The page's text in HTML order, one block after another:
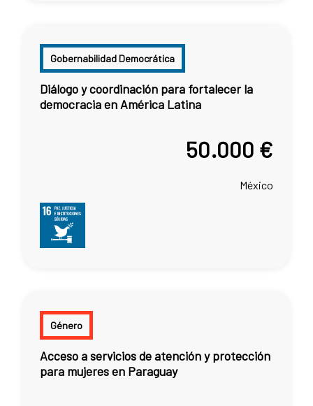
Gobernabilidad Democrática
Diálogo y coordinación para fortalecer la
democracia en América Latina
50.000 €
México
Género
Acceso a servicios de atención y protección
para mujeres en Paraguay